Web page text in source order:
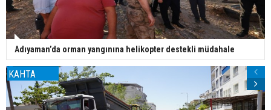
Adıyaman’da orman yangınına helikopter destekli müdahale
KAHTA